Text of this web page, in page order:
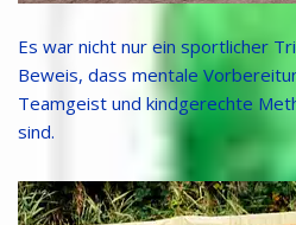
Es war nicht nur ein sportlicher
Beweis, dass mentale
Teamgeist und kindgerechte
sind.